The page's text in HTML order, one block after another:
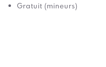
Gratuit (mineurs)